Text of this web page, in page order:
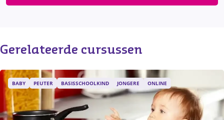
Gerelateerde cursussen
BABY PEUTER BASISSCHOOLKIND JONGERE ONLINE